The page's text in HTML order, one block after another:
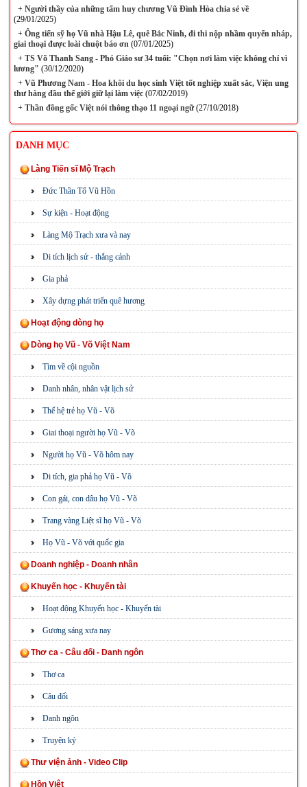
+Người thầy của những tấm huy chương Vũ Đình Hòa chia sẻ về
(29/01/2025)
+Ông tiến sỹ họ Vũ nhà Hậu Lê, quê Bắc Ninh, đi thi nộp nhầm quyển nháp,
giai thoại được loài chuột báo ơn(07/01/2025)
+TS Võ Thanh Sang - Phó Giáo sư 34 tuổi: "Chọn nơi làm việc không chỉ vì
lương" (30/12/2020)
+Vũ Phương Nam - Hoa khôi du học sinh Việt tốt nghiệp xuất sắc, Viện ung
thư hàng đầu thế giới giữ lại làm việc(07/02/2019)
+Thần đồng gốc Việt nói thông thạo 11 ngoại ngữ(27/10/2018)
DANH MỤC
Làng Tiến sĩ Mộ Trạch
Đức Thần Tổ Vũ Hồn
Sự kiện - Hoạt động
Làng Mộ Trạch xưa và nay
Di tích lịch sử - thắng cảnh
Gia phả
Xây dựng phát triển quê hương
Hoạt động dòng họ
Dòng họ Vũ - Võ Việt Nam
Tìm về cội nguồn
Danh nhân, nhân vật lịch sử
Thế hệ trẻ họ Vũ - Võ
Giai thoại người họ Vũ - Võ
Người họ Vũ - Võ hôm nay
Di tích, gia phả họ Vũ - Võ
Con gái, con dâu họ Vũ - Võ
Trang vàng Liệt sĩ họ Vũ - Võ
Họ Vũ - Võ với quốc gia
Doanh nghiệp - Doanh nhân
Khuyến học - Khuyến tài
Hoạt động Khuyến học - Khuyến tài
Gương sáng xưa nay
Thơ ca - Câu đối - Danh ngôn
Thơ ca
Câu đối
Danh ngôn
Truyện ký
Thư viện ảnh - Video Clip
Hồn Việt